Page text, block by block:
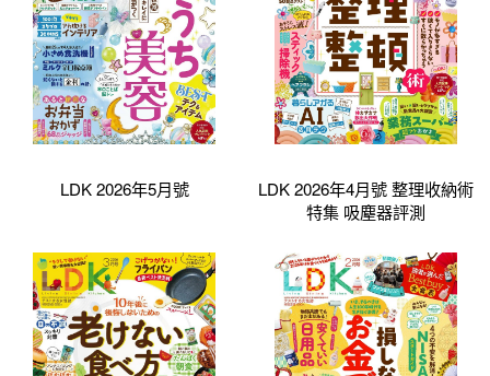
LDK 2026年5月號
LDK 2026年4月號 整理收納術
特集 吸塵器評測